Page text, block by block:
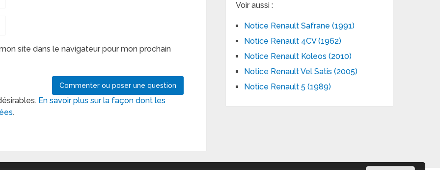
site dans le navigateur pour mon prochain
En savoir plus sur la façon dont les
.
Voir aussi :
Notice Renault Safrane (1991)
Notice Renault 4CV (1962)
Notice Renault Koleos (2010)
Notice Renault Vel Satis (2005)
Notice Renault 5 (1989)